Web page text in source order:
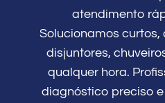
atendimento
Solucionamos curtos,
disjuntores,
qualquer hora.
diagnóstico preciso